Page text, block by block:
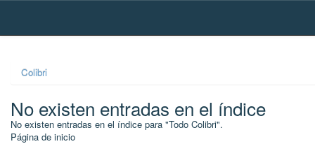
Skip
Colibri
No existen entradas en el índice
No existen entradas en el índice para "Todo Colibri".
Página de inicio